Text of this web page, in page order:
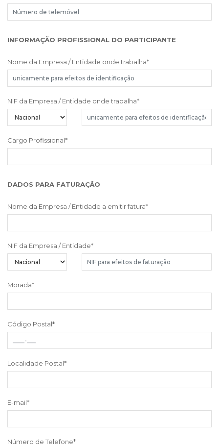
INFORMAÇÃO PROFISSIONAL DO PARTICIPANTE
Nome da Empresa / Entidade onde trabalha*
NIF da Empresa / Entidade onde trabalha*
Cargo Profissional*
DADOS PARA FATURAÇÃO
Nome da Empresa / Entidade a emitir fatura*
NIF da Empresa / Entidade*
Morada*
Código Postal*
Localidade Postal*
E-mail*
Número de Telefone*